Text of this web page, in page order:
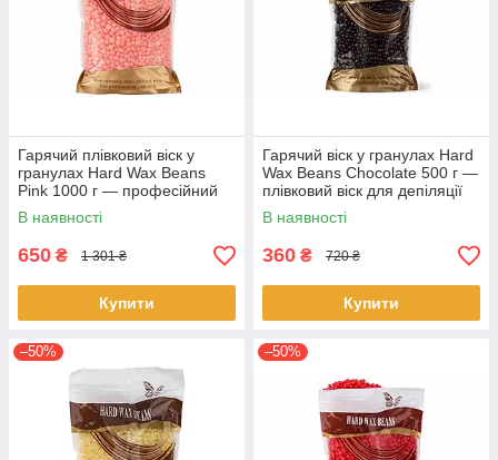
Гарячий плівковий віск у
гранулах Hard Wax Beans
Pink 1000 г — професійний
віск для депіляції без смужок,
віск для видалення
В наявності
650 ₴ 1 301 ₴
Купити
Гарячий віск у гранулах Hard
Wax Beans Chocolate 500 г —
плівковий віск для депіляції
без смужок, професійний віск
В наявності
360 ₴ 720 ₴
Купити
–50% –50%